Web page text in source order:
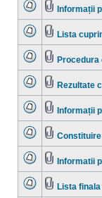
mesaje
necitite
sunt
mesaje
necitite
Informații
sunt
mesaje
necitite
Lista
sunt
mesaje
necitite
sunt
mesaje
necitite
Rezultate
sunt
mesaje
necitite
Informații
sunt
mesaje
necitite
sunt
mesaje
necitite
Informatii
Lista